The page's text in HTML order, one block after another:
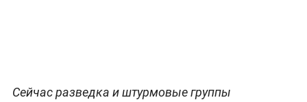
Сейчас разведка и штурмовые группы